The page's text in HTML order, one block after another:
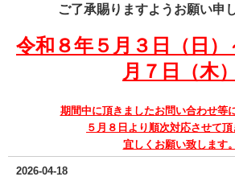
ご了承賜りますようお願い申
令和８年５月３日 （日）
月７ 日（木）
期間中に頂きましたお問い合わせ等
５月８ 日より順次対応させて頂
宜しくお願い致します。
2026-04-18